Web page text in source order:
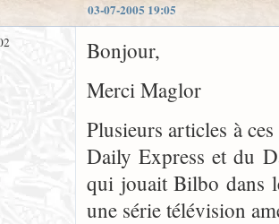
03-07-2005 19:05
Bonjour,
Merci Maglor
Plusieurs articles à
Daily Express et du
qui jouait Bilbo dans
une série télévision